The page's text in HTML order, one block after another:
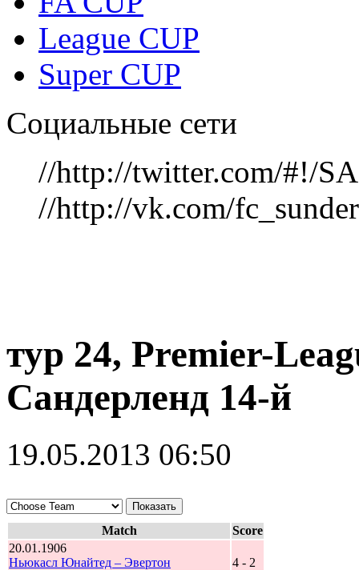
League CUP
Super CUP
Социальные сети
//http://twitter.com/#!/
//http://vk.com/
тур 24, Рremier-
Сандерленд 14-й
19.05.2013 06:50
Match
Score
20.01.1906
Ньюкасл Юнайтед – Эвертон
4 - 2